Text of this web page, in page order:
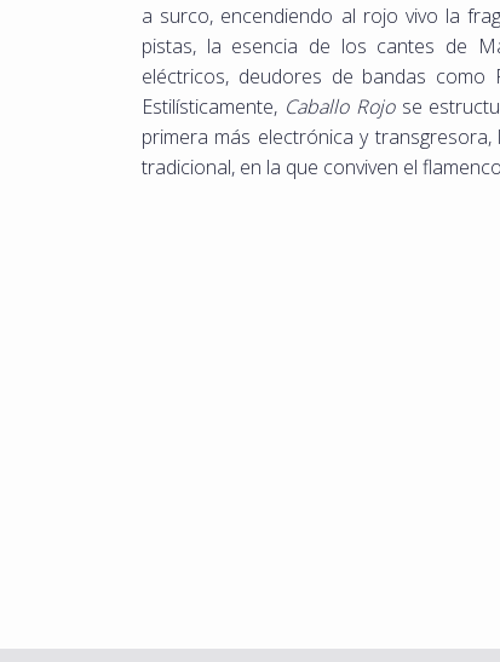
a surco, encendiendo al rojo vivo la
pistas, la esencia de los cantes de
eléctricos, deudores de bandas como
Estilísticamente, Caballo Rojose
primera más electrónica y
tradicional, en la que conviven el